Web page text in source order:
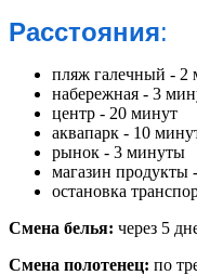
Расстояния:
пляж галечный - 2
набережная - 3
центр - 20 минут
аквапарк - 10
рынок - 3 минуты
магазин продукты
остановка
Смена белья: через 5
Смена полотенец: по